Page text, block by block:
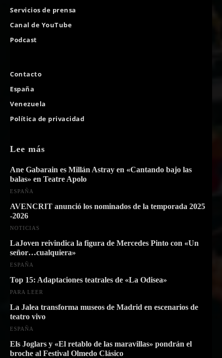
Servicios de prensa
Canal de YouTube
Podcast
Contacto
España
Venezuela
Política de privacidad
Lee más
Ane Gabarain es Millán Astray en «Cantando bajo las
balas» en Teatre Apolo
ESPAÑA
AVENCRIT anunció los nominados de la temporada 2025
-2026
NOTICIAS
LaJoven reivindica la figura de Mercedes Pinto con «Un
señor…cualquiera»
ESPAÑA
Top 15: Adaptaciones teatrales de «La Odisea»
PARA LEER
La Jalea transforma museos de Madrid en escenarios de
teatro vivo
ESPAÑA
Els Joglars y «El retablo de las maravillas» pondrán el
broche al Festival Olmedo Clásico